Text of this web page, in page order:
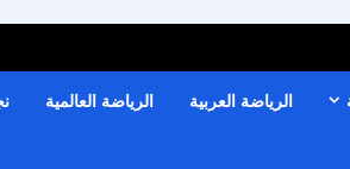
الرياضة العربية الرياضة العالمية